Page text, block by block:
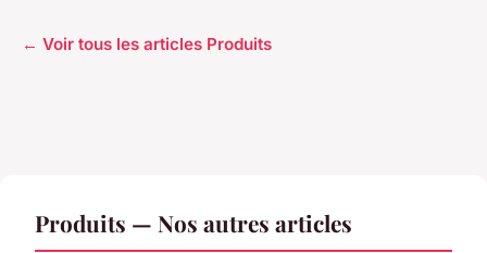
← Voir tous les articles Produits
Produits — Nos autres articles